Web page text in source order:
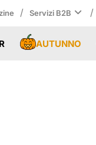
/ Servizi B2B /
AUTUNNO